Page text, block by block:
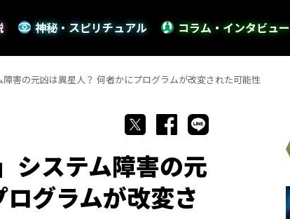
神秘・スピリチュアル コラム・インタビュー
害の元凶は異星人？ 何者かにプログラムが改変された可能性
システム障害の元
グラムが改変さ